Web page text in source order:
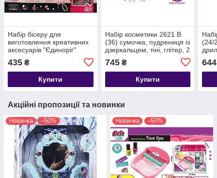
Набір бісеру для
виготовлення креативних
аксесуарів "Єдиноріг"
435 ₴
Купити
Набір косметики 2621 B
(36) сумочка, пудрениця із
дзеркальцем, тіні, глітер, 2
пальців,
745₴
Купити
(24/
644
Акційні пропозиції та новинки
Новинка –50% Новинка –50%